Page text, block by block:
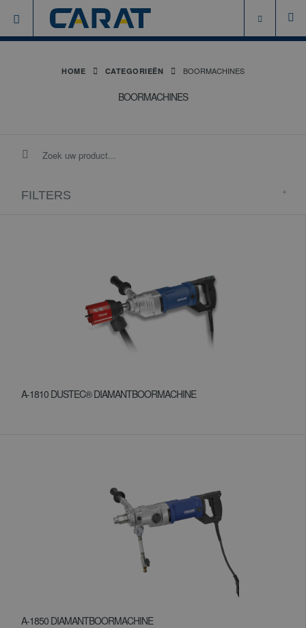
HOME CATEGORIEËN BOORMACHINES
BOORMACHINES
FILTERS
A-1810 DUSTEC® DIAMANTBOORMACHINE
A-1850 DIAMANTBOORMACHINE